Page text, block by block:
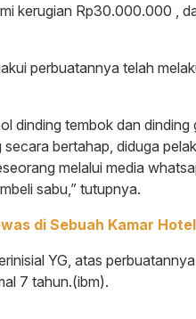
kerugian Rp30.000.000 ,
perbuatannya telah
dinding tembok dan dinding
bertahap, diduga
melalui media
sabu,” tutupnya.
di Sebuah Kamar
YG, atas
7 tahun.(ibm).